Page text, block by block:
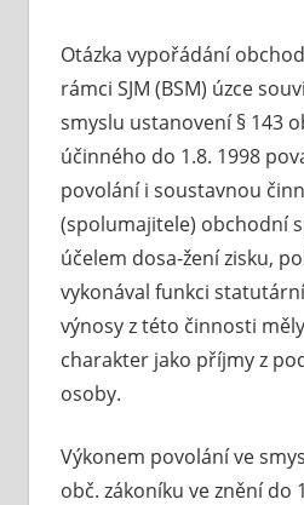
Otázka vypořádání
rámci SJM (BSM) úzce
smyslu ustanovení § 143
účinného do 1.8. 1998
povolání i soustavnou
(spolumajitele) obchodní
účelem dosa-žení zisku,
vykonával funkci
výnosy z této činnosti
charakter jako příjmy z
osoby.
Výkonem povolání ve
obč. zákoníku ve znění do